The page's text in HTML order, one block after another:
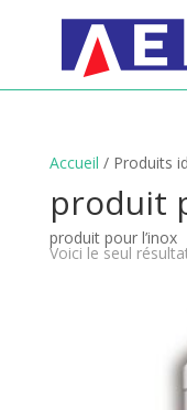
Accueil / Produits
produit
produit pour l’inox
Voici le seul